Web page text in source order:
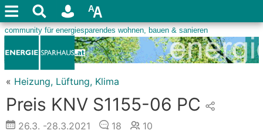
« Heizung, Lüftung, Klima
Preis KNV S1155-06 PC
26.3. -28.3.2021 18 10